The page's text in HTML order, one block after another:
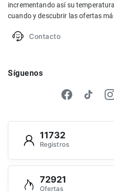
incrementando así su
cuando y descubrir las ofertas
Contacto
Síguenos
11732
Registros
72921
Ofertas